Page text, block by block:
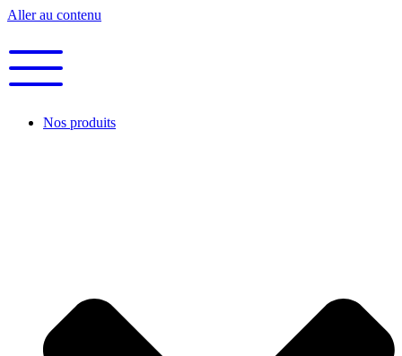
Aller au contenu
Nos produits